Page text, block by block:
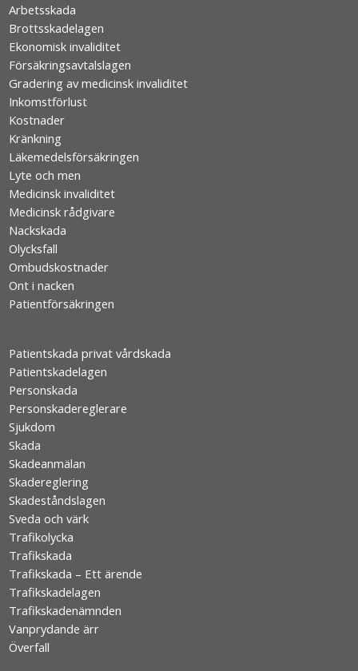
Arbetsskada
Brottsskadelagen
Ekonomisk invaliditet
Försäkringsavtalslagen
Gradering av medicinsk invaliditet
Inkomstförlust
Kostnader
Kränkning
Läkemedelsförsäkringen
Lyte och men
Medicinsk invaliditet
Medicinsk rådgivare
Nackskada
Olycksfall
Ombudskostnader
Ont i nacken
Patientförsäkringen
Patientskada privat vårdskada
Patientskadelagen
Personskada
Personskadereglerare
Sjukdom
Skada
Skadeanmälan
Skadereglering
Skadeståndslagen
Sveda och värk
Trafikolycka
Trafikskada
Trafikskada – Ett ärende
Trafikskadelagen
Trafikskadenämnden
Vanprydande ärr
Överfall